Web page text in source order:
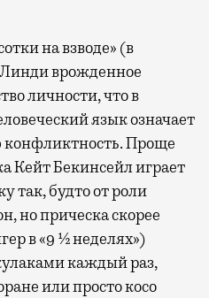
на взводе» (в
врожденное
личности, что в
язык означает
Проще
Кейт Бекинсейл играет
так, будто от роли
но прическа скорее
в «9 ½ неделях»)
каждый раз,
или просто косо